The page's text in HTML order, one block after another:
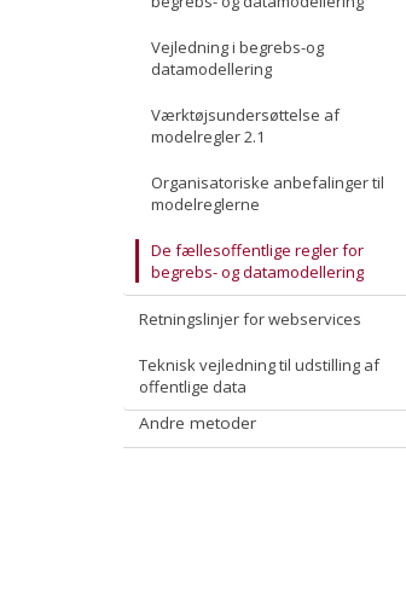
Undervisningsmaterialer
Princip 8: Data og services
Retningslinjer for stabile HTTP-
Resource Description
SKOS - Simple Knowledge
Andre specifikationer
Vejledning i begrebs-og
datamodellering
Værktøjsundersøttelse af
modelregler 2.1
Organisatoriske anbefalinger til
modelreglerne
De fællesoffentlige regler for
begrebs- og datamodellering
Retningslinjer for webservices
Teknisk vejledning til udstilling af
offentlige data
Andre metoder